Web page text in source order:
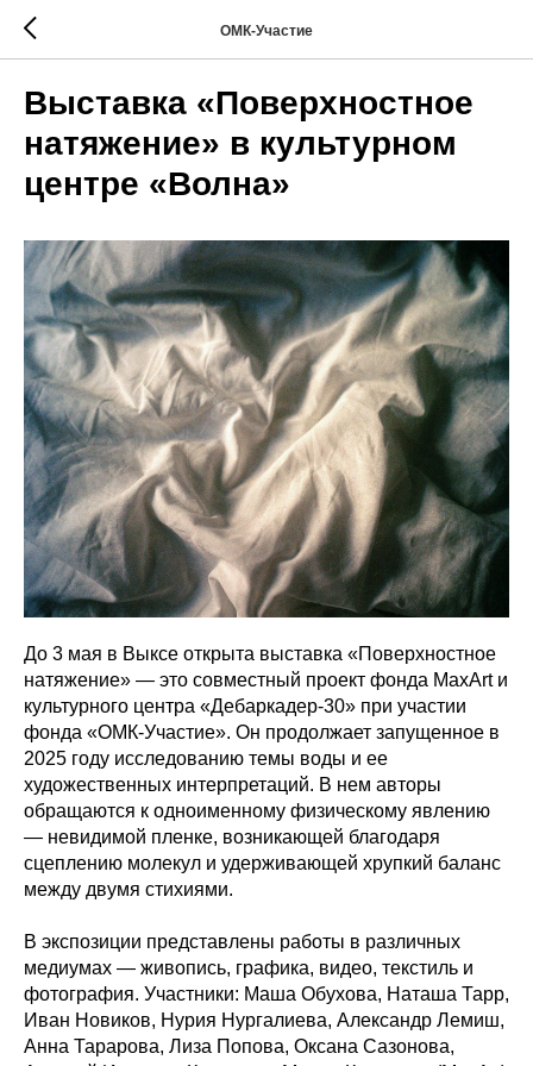
ОМК-Участие
Выставка «Поверхностное
натяжение» в культурном
центре «Волна»
До 3 мая в Выксе открыта выставка «Поверхностное
натяжение» — это совместный проект фонда MaxArt и
культурного центра «Дебаркадер-30» при участии
фонда «ОМК-Участие». Он продолжает запущенное в
2025 году исследованию темы воды и ее
художественных интерпретаций. В нем авторы
обращаются к одноименному физическому явлению
— невидимой пленке, возникающей благодаря
сцеплению молекул и удерживающей хрупкий баланс
между двумя стихиями.
В экспозиции представлены работы в различных
медиумах — живопись, графика, видео, текстиль и
фотография. Участники: Маша Обухова, Наташа Тарр,
Иван Новиков, Нурия Нургалиева, Александр Лемиш,
Анна Тарарова, Лиза Попова, Оксана Сазонова,